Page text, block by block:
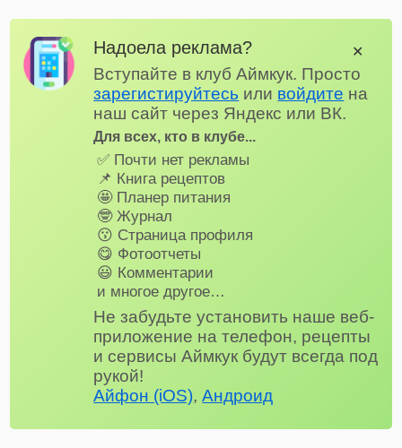
Надоела реклама?
Вступайте в клуб Аймкук. Просто
зарегистируйтесь или войдите на
наш сайт через Яндекс или ВК.
Для всех, кто в клубе...
✅ Почти нет рекламы
📌 Книга рецептов
🤩 Планер питания
🤓 Журнал
😗 Страница профиля
😋 Фотоотчеты
😃 Комментарии
и многое другое…
Не забудьте установить наше веб-
приложение на телефон, рецепты
и сервисы Аймкук будут всегда под
рукой!
Айфон (iOS),Андроид
✕